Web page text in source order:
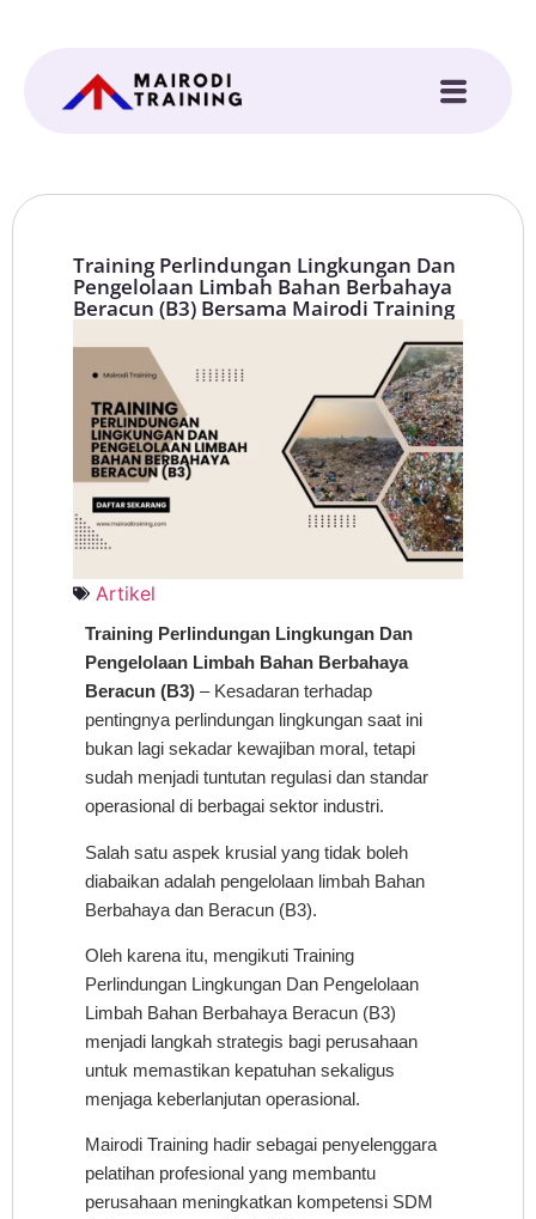
Training Perlindungan Lingkungan Dan
Pengelolaan Limbah Bahan Berbahaya
Beracun (B3) Bersama Mairodi Training
Artikel
Training Perlindungan Lingkungan Dan
Pengelolaan Limbah Bahan Berbahaya
Beracun (B3) – Kesadaran terhadap
pentingnya perlindungan lingkungan saat ini
bukan lagi sekadar kewajiban moral, tetapi
sudah menjadi tuntutan regulasi dan standar
operasional di berbagai sektor industri.
Salah satu aspek krusial yang tidak boleh
diabaikan adalah pengelolaan limbah Bahan
Berbahaya dan Beracun (B3).
Oleh karena itu, mengikuti Training
Perlindungan Lingkungan Dan Pengelolaan
Limbah Bahan Berbahaya Beracun (B3)
menjadi langkah strategis bagi perusahaan
untuk memastikan kepatuhan sekaligus
menjaga keberlanjutan operasional.
Mairodi Training hadir sebagai penyelenggara
pelatihan profesional yang membantu
perusahaan meningkatkan kompetensi SDM